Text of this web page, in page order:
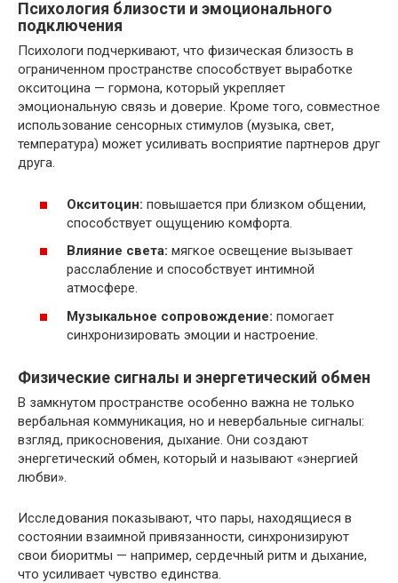
Психология близости и эмоционального
подключения
Психологи подчеркивают, что физическая близость в
ограниченном пространстве способствует выработке
окситоцина — гормона, который укрепляет
эмоциональную связь и доверие. Кроме того, совместное
использование сенсорных стимулов (музыка, свет,
температура) может усиливать восприятие партнеров друг
друга.
Окситоцин: повышается при близком общении,
способствует ощущению комфорта.
Влияние света: мягкое освещение вызывает
расслабление и способствует интимной
атмосфере.
Музыкальное сопровождение: помогает
синхронизировать эмоции и настроение.
Физические сигналы и энергетический обмен
В замкнутом пространстве особенно важна не только
вербальная коммуникация, но и невербальные сигналы:
взгляд, прикосновения, дыхание. Они создают
энергетический обмен, который и называют «энергией
любви».
Исследования показывают, что пары, находящиеся в
состоянии взаимной привязанности, синхронизируют
свои биоритмы — например, сердечный ритм и дыхание,
что усиливает чувство единства.